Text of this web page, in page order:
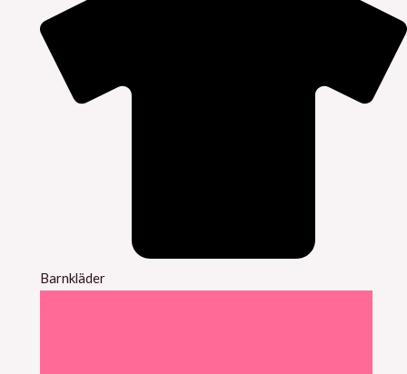
Barnkläder